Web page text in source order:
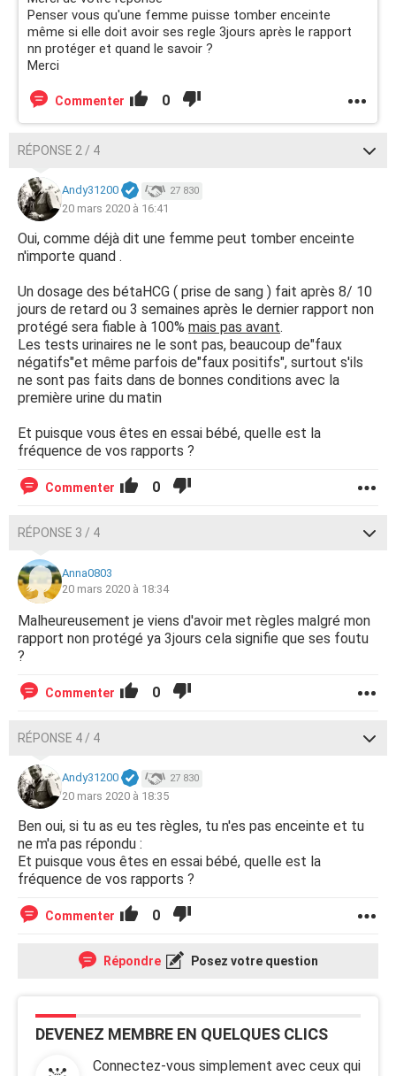
Penser vous qu'une femme puisse tomber enceinte
même si elle doit avoir ses regle 3jours après le rapport
nn protéger et quand le savoir ?
Merci
Commenter 0
RÉPONSE 2 / 4
Andy31200 27 830
20 mars 2020 à 16:41
Oui, comme déjà dit une femme peut tomber enceinte
n'importe quand .
Un dosage des bétaHCG ( prise de sang ) fait après 8/ 10
jours de retard ou 3 semaines après le dernier rapport non
protégé sera fiable à 100% mais pas avant.
Les tests urinaires ne le sont pas, beaucoup de"faux
négatifs"et même parfois de"faux positifs", surtout s'ils
ne sont pas faits dans de bonnes conditions avec la
première urine du matin
Et puisque vous êtes en essai bébé, quelle est la
fréquence de vos rapports ?
Commenter 0
RÉPONSE 3 / 4
Anna0803
20 mars 2020 à 18:34
Malheureusement je viens d'avoir met règles malgré mon
rapport non protégé ya 3jours cela signifie que ses foutu
?
Commenter 0
RÉPONSE 4 / 4
Andy31200 27 830
20 mars 2020 à 18:35
Ben oui, si tu as eu tes règles, tu n'es pas enceinte et tu
ne m'a pas répondu :
Et puisque vous êtes en essai bébé, quelle est la
fréquence de vos rapports ?
Commenter 0
Répondre Posez votre question
DEVENEZ MEMBRE EN QUELQUES CLICS
Connectez-vous simplement avec ceux qui